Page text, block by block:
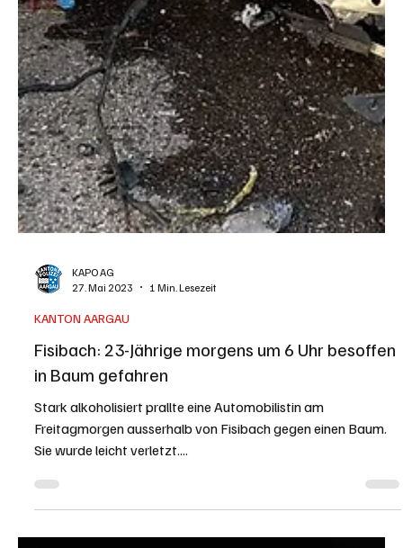
KAPO AG
27. Mai 2023
1 Min. Lesezeit
KANTON AARGAU
Fisibach: 23-Jährige morgens um 6 Uhr besoffen
in Baum gefahren
Stark alkoholisiert prallte eine Automobilistin am
Freitagmorgen ausserhalb von Fisibach gegen einen Baum.
Sie wurde leicht verletzt....